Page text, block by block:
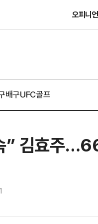
오피니언
배구UFC골프
” 김효주